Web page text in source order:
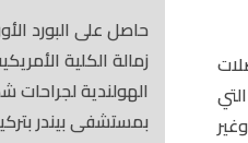
حاصل على البورد
زمالة الكلية
الهولندية لجراحات
بمستشفى بيندر